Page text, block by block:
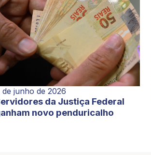
de junho de 2026
da Justiça Federal
novo penduricalho